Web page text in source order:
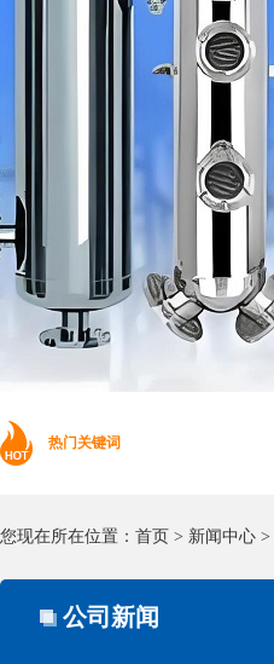
热门关键词
您现在所在位置： 首页 > 新闻中心 >
公司新闻